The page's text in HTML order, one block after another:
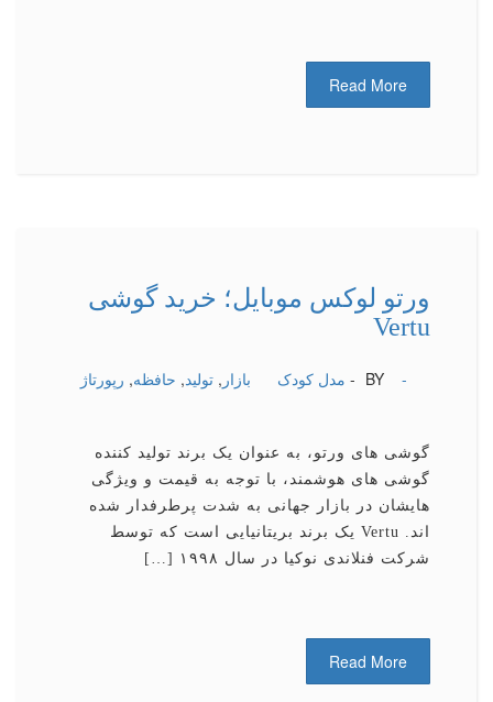
Read More
ورتو لوکس موبایل؛ خرید گوشی
Vertu
BY - مدل کودک بازار , تولید, حافظه, رپورتاژ -
گوشی های ورتو، به عنوان یک برند تولید کننده
گوشی های هوشمند، با توجه به قیمت و ویژگی
هایشان در بازار جهانی به شدت پرطرفدار شده
اند. Vertu یک برند بریتانیایی است که توسط
شرکت فنلاندی نوکیا در سال ۱۹۹۸ […]
Read More